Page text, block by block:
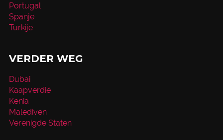
Portugal
Spanje
Turkije
VERDER WEG
Dubai
Kaapverdië
Kenia
Malediven
Verenigde Staten